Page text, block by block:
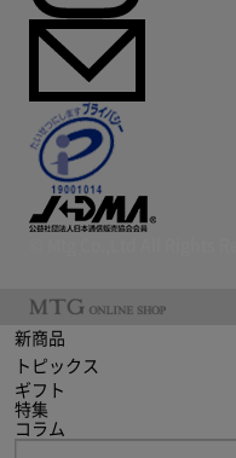
新商品
トピックス
ギフト
特集
コラム